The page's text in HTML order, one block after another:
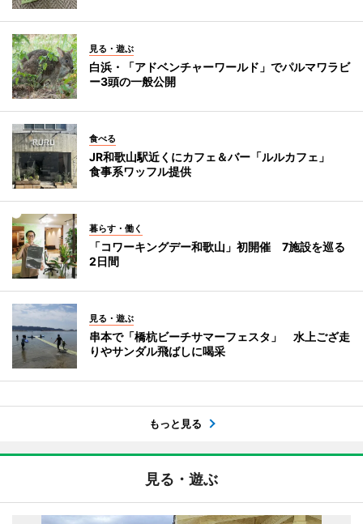
見る・遊ぶ
白浜・「アドベンチャーワールド」でパルマワラビ
ー3頭の一般公開
食べる
JR和歌山駅近くにカフェ＆バー「ルルカフェ」
食事系ワッフル提供
暮らす・働く
「コワーキングデー和歌山」初開催 7施設を巡る
2日間
見る・遊ぶ
串本で「橋杭ビーチサマーフェスタ」 水上ござ走
りやサンダル飛ばしに喝采
もっと見る
見る・遊ぶ